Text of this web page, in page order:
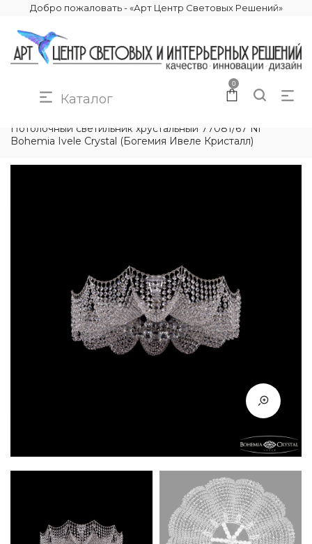
Добро пожаловать - «Арт Центр Световых Решений»
Каталог
0
Потолочный светильник хрустальный 77081/67 Ni
Bohemia Ivele Crystal (Богемия Ивеле Кристалл)